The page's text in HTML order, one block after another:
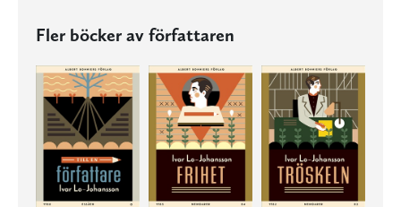
Fler böcker av författaren